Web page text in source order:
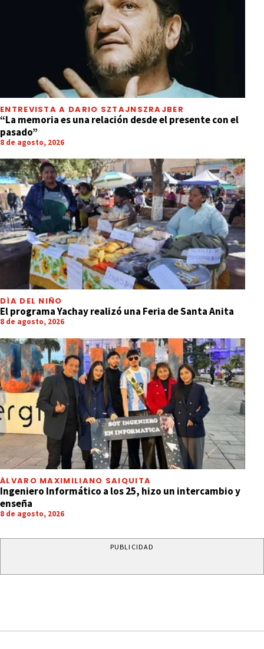
ENTREVISTA A DARIO SZTAJNSZRAJBER
“La memoria es una relación desde el presente con el
pasado”
8 de agosto, 2026
DÍA DEL NIÑO
El programa Yachay realizó una Feria de Santa Anita
8 de agosto, 2026
ÁLVARO MAXIMILIANO SAIQUITA
Ingeniero Informático a los 25, hizo un intercambio y
enseña
8 de agosto, 2026
PUBLICIDAD